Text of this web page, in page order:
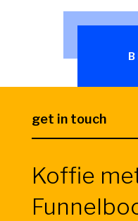
get in touch
Koffie